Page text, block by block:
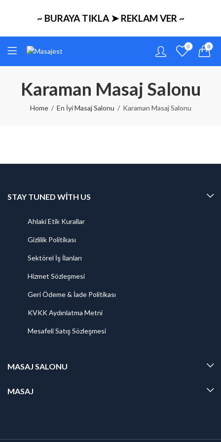
~ BURAYA TIKLA ➤ REKLAM VER ~
0 0
Karaman Masaj Salonu
Home En İyi Masaj Salonu Karaman Masaj Salonu
STAY TUNED WITH US
Ahlaki Etik Kurallar
Gizlilik Politikası
Sektörel İş İlanları
Hizmet Sözleşmesi
Geri Ödeme & İade Politikası
KVKK Aydınlatma Metni
Mesafeli Satış Sözleşmesi
MASAJ SALONU
MASAJ